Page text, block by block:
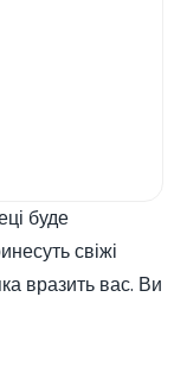
буде
свіжі
вразить вас. Ви